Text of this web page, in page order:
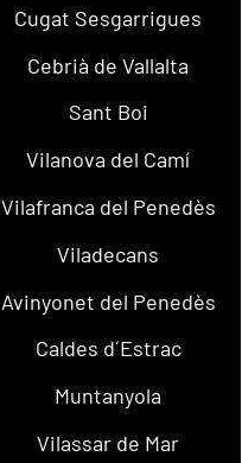
Cugat Sesgarrigues
Cebrià de Vallalta
Sant Boi
Vilanova del Camí
Vilafranca del Penedès
Viladecans
Avinyonet del Penedès
Caldes d´Estrac
Muntanyola
Vilassar de Mar